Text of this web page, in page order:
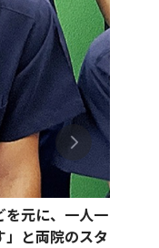
を元に、一人一
」と両院のスタ